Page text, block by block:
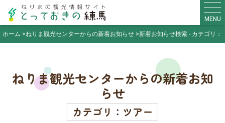
MENU
ホーム
ねりま観光センターからの新着お知らせ 新着お知らせ検索 - カテゴリ：
ねりま観光センターからの新着お知
らせ
カテゴリ：ツアー